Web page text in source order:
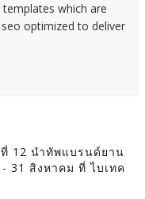
which are
optimized to deliver
ที่ 12 นำทัพแบรนด์ยาน
31 สิงหาคม ที่ ไบเทค